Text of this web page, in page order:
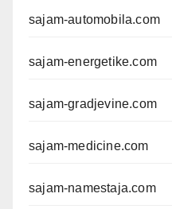
sajam-automobila.com
sajam-energetike.com
sajam-gradjevine.com
sajam-medicine.com
sajam-namestaja.com